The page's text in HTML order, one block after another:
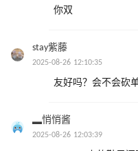
你双
stay紫藤
2025-08-26 12:10:35
友好吗？会不会砍
▂悄悄酱
2025-08-26 12:03:39